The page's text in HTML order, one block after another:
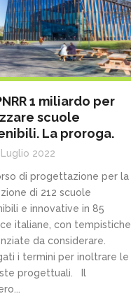
1 miliardo per
scuole
La proroga.
2022
di progettazione per la
di 212 scuole
e innovative in 85
italiane, con tempistiche
da considerare.
i termini per inoltrare le
progettuali. Il